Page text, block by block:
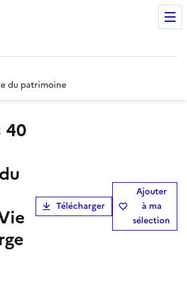
du patrimoine
Télécharger
Ajouter
à ma
sélection